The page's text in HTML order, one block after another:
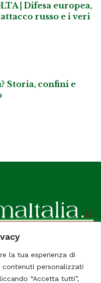
la tua esperienza di
personalizzati
“Accetta tutti”,
| Difesa europea,
russo e i veri
Storia, confini e
online preferito.
residenti all'estero.
online indipendente